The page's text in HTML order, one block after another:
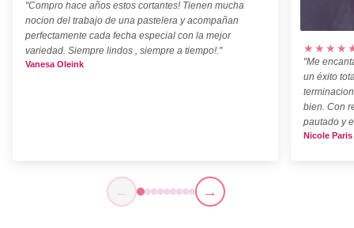
"Compro hace años estos cortantes! Tienen mucha
nocion del trabajo de una pastelera y acompañan
perfectamente cada fecha especial con la mejor
variedad. Siempre lindos , siempre a tiempo!."
Vanesa Oleink
"Me
un éxito
bien. Con
pautado y
Nicole Paris
← →